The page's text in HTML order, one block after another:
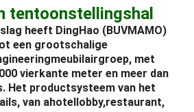
tentoonstellingshal
heeft DingHao (BUVMAMO)
een grootschalige
meubilairgroep, met
vierkante meter en meer dan
Het productsysteem van het
van ahotellobby,restaurant,